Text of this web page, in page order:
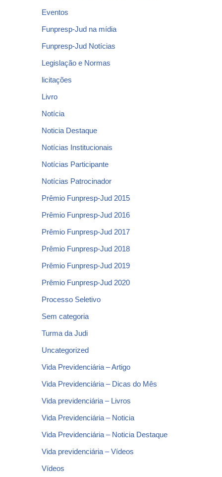
Eventos
Funpresp-Jud na mídia
Funpresp-Jud Notícias
Legislação e Normas
licitações
Livro
Notícia
Noticia Destaque
Notícias Institucionais
Notícias Participante
Notícias Patrocinador
Prêmio Funpresp-Jud 2015
Prêmio Funpresp-Jud 2016
Prêmio Funpresp-Jud 2017
Prêmio Funpresp-Jud 2018
Prêmio Funpresp-Jud 2019
Prêmio Funpresp-Jud 2020
Processo Seletivo
Sem categoria
Turma da Judi
Uncategorized
Vida Previdenciária – Artigo
Vida Previdenciária – Dicas do Mês
Vida previdenciária – Livros
Vida Previdenciária – Noticia
Vida Previdenciária – Noticia Destaque
Vida previdenciária – Vídeos
Vídeos